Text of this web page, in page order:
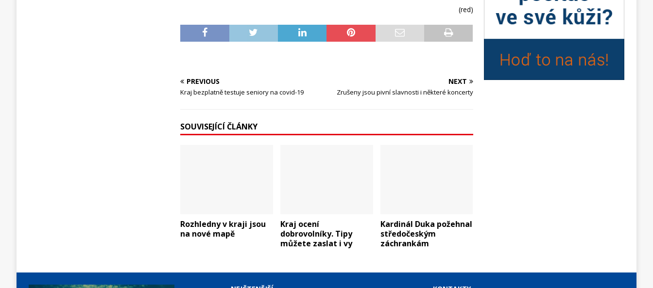
(red)
PREVIOUS
Kraj bezplatně testuje seniory na covid-19
NEXT
Zrušeny jsou pivní slavnosti i některé koncerty
SOUVISEJÍCÍ ČLÁNKY
Rozhledny v kraji jsou
na nové mapě
Kraj ocení
dobrovolníky. Tipy
můžete zaslat i vy
Kardinál Duka požehnal
středočeským
záchrankám